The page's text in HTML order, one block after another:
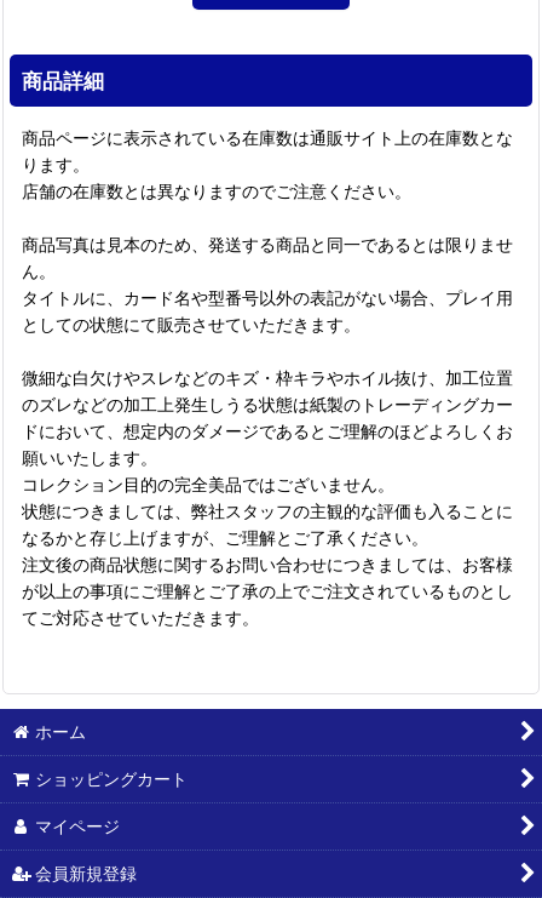
商品詳細
商品ページに表示されている在庫数は通販サイト上の在庫数とな
ります。
店舗の在庫数とは異なりますのでご注意ください。
商品写真は見本のため、発送する商品と同一であるとは限りませ
ん。
タイトルに、カード名や型番号以外の表記がない場合、プレイ用
としての状態にて販売させていただきます。
微細な白欠けやスレなどのキズ・枠キラやホイル抜け、加工位置
のズレなどの加工上発生しうる状態は紙製のトレーディングカー
ドにおいて、想定内のダメージであるとご理解のほどよろしくお
願いいたします。
コレクション目的の完全美品ではございません。
状態につきましては、弊社スタッフの主観的な評価も入ることに
なるかと存じ上げますが、ご理解とご了承ください。
注文後の商品状態に関するお問い合わせにつきましては、お客様
が以上の事項にご理解とご了承の上でご注文されているものとし
てご対応させていただきます。
ホーム
ショッピングカート
マイページ
会員新規登録